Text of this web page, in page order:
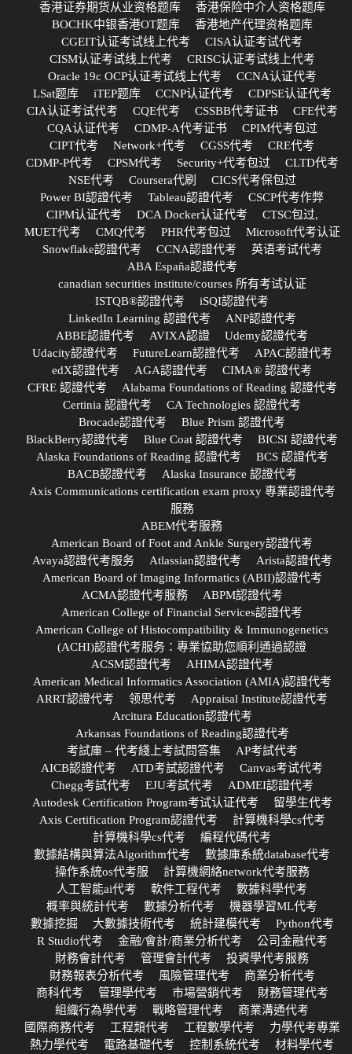
香港证券期货从业资格题库
香港保险中介人资格题库
BOCHK中银香港OT题库
香港地产代理资格题库
CGEIT认证考试线上代考
CISA认证考试代考
CISM认证考试线上代考
CRISC认证考试线上代考
Oracle 19c OCP认证考试线上代考
CCNA认证代考
LSat题库
iTEP题库 CCNP认证代考
CDPSE认证代考
CIA认证考试代考
CQE代考 CSSBB代考证书
CFE代考
CQA认证代考
CDMP-A代考证书
CPIM代考包过
CIPT代考
Network+代考 CGSS代考
CRE代考
CDMP-P代考
CPSM代考 Security+代考包过
CLTD代考
NSE代考
Coursera代刷
CICS代考保包过
Power BI認證代考
Tableau認證代考
CSCP代考作弊
CIPM认证代考
DCA Docker认证代考
CTSC包过,
MUET代考
CMQ代考 PHR代考包过
Microsoft代考认证
Snowflake認證代考
CCNA認證代考
英语考试代考
ABA España認證代考
canadian securities institute/courses 所有考试认证
ISTQB®認證代考
iSQI認證代考
LinkedIn Learning 認證代考
ANP認證代考
ABBE認證代考
AVIXA認證
Udemy認證代考
Udacity認證代考
FutureLearn認證代考
APAC認證代考
edX認證代考
AGA認證代考
CIMA® 認證代考
CFRE 認證代考
Alabama Foundations of Reading 認證代考
Certinia 認證代考
CA Technologies 認證代考
Brocade認證代考
Blue Prism 認證代考
BlackBerry認證代考
Blue Coat 認證代考
BICSI 認證代考
Alaska Foundations of Reading 認證代考
BCS 認證代考
BACB認證代考
Alaska Insurance 認證代考
Axis Communications certification exam proxy 專業認證代考
服務
ABEM代考服務
American Board of Foot and Ankle Surgery認證代考
Avaya認證代考服务
Atlassian認證代考
Arista認證代考
American Board of Imaging Informatics (ABII)認證代考
ACMA認證代考服務
ABPM認證代考
American College of Financial Services認證代考
American College of Histocompatibility & Immunogenetics
(ACHI)認證代考服务：專業協助您順利通過認證
ACSM認證代考
AHIMA認證代考
American Medical Informatics Association (AMIA)認證代考
ARRT認證代考
领思代考
Appraisal Institute認證代考
Arcitura Education認證代考
Arkansas Foundations of Reading認證代考
考試庫 – 代考綫上考試問答集
AP考試代考
AICB認證代考
ATD考試認證代考
Canvas考试代考
Chegg考試代考
EJU考試代考
ADMEI認證代考
Autodesk Certification Program考试认证代考
留學生代考
Axis Certification Program認證代考
計算機科學cs代考
計算機科學cs代考
編程代碼代考
數據結構與算法Algorithm代考
數據庫系統database代考
操作系統os代考服
計算機網絡network代考服務
人工智能ai代考
軟件工程代考
數據科學代考
概率與統計代考
數據分析代考
機器學習ML代考
數據挖掘
大數據技術代考 統計建模代考
Python代考
R Studio代考
金融/會計/商業分析代考
公司金融代考
財務會計代考
管理會計代考
投資學代考服務
財務報表分析代考
風險管理代考
商業分析代考
商科代考
管理學代考 市場營銷代考
財務管理代考
組織行為學代考
戰略管理代考
商業溝通代考
國際商務代考
工程類代考 工程數學代考
力學代考專業
熱力學代考
電路基礎代考 控制系統代考 材料學代考